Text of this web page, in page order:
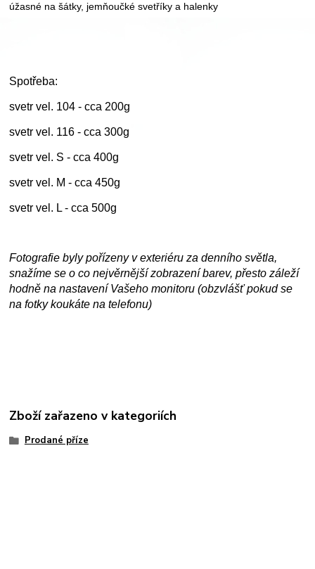
úžasné na šátky, jemňoučké svetříky a halenky
Spotřeba:
svetr vel. 104 - cca 200g
svetr vel. 116 - cca 300g
svetr vel. S - cca 400g
svetr vel. M - cca 450g
svetr vel. L - cca 500g
Fotografie byly pořízeny v exteriéru za denního světla,
snažíme se o co nejvěrnější zobrazení barev, přesto záleží
hodně na nastavení Vašeho monitoru (obzvlášť pokud se
na fotky koukáte na telefonu)
Zboží zařazeno v kategoriích
Prodané příze